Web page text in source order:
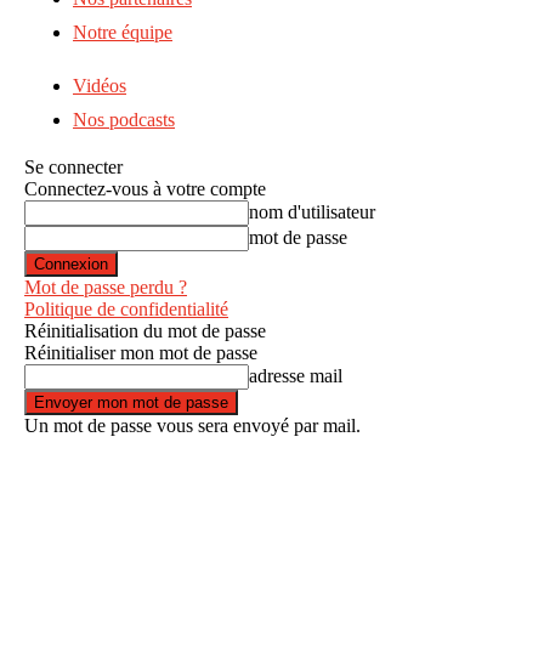
Notre équipe
Vidéos
Nos podcasts
Se connecter
Connectez-vous à votre compte
nom d'utilisateur
mot de passe
Mot de passe perdu ?
Politique de confidentialité
Réinitialisation du mot de passe
Réinitialiser mon mot de passe
adresse mail
Un mot de passe vous sera envoyé par mail.